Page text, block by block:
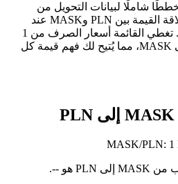
شاملًا لبيانات التحويل من
PLN إلى MASK، يُظهر علاقة القيمة بين PLN وMASK عند
مبالغ تحويل شائعة مختلفة. تغطي القائمة أسعار الصرف من 1
PLN إلى 100,000 PLN إلى MASK، مما يُتيح لك فهم قيمة كل
MASK/PLN: 1
--
.